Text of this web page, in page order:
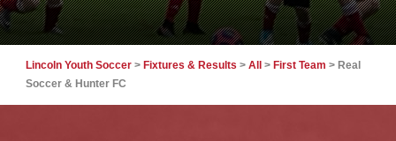
Lincoln Youth Soccer > Fixtures & Results > All > First Team > Real
Soccer & Hunter FC